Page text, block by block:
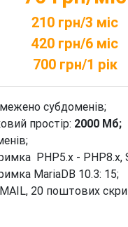
210 грн/3 міс
420 грн/6 міс
700 грн/1 рік
субдоменів;
простір: 2000 Мб;
PHP5.x - PHP8.x,
MariaDB 10.3: 15;
20 поштових